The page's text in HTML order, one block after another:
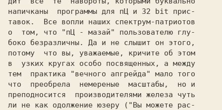
напичканы  программы для пЦ и 32 bit прис-
тавок.
Все вопли наших спектрум-патриотов
о  том, что
"пЦ - мазай" пользователю глу-
боко безразличны. Да и не слышит он этого,
потому  что вы, уважаемые, кричите об этом
в  узких кругах особо посвященных, а между
тем  практика "вечного апгрейда"
что  преобрела  немереные  масштабы,  но и
преподносится  производителями железа чуть
ли не как одолжение юзеру ( "Вы можете рас-